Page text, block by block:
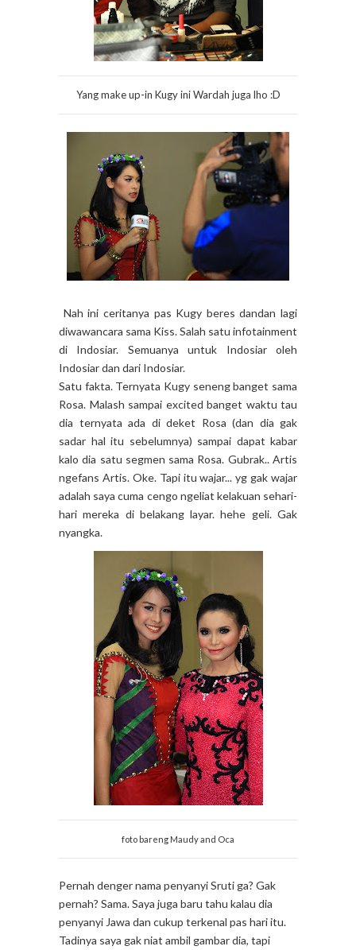
Yang make up-in Kugy ini Wardah juga lho :D
Nah ini ceritanya pas Kugy beres dandan lagi
diwawancara sama Kiss. Salah satu infotainment
di Indosiar. Semuanya untuk Indosiar oleh
Indosiar dan dari Indosiar.
Satu fakta. Ternyata Kugy seneng banget sama
Rosa. Malash sampai excited banget waktu tau
dia ternyata ada di deket Rosa (dan dia gak
sadar hal itu sebelumnya) sampai dapat kabar
kalo dia satu segmen sama Rosa. Gubrak.. Artis
ngefans Artis. Oke. Tapi itu wajar... yg gak wajar
adalah saya cuma cengo ngeliat kelakuan sehari-
hari mereka di belakang layar. hehe geli. Gak
nyangka.
foto bareng Maudy and Oca
Pernah denger nama penyanyi Sruti ga? Gak
pernah? Sama. Saya juga baru tahu kalau dia
penyanyi Jawa dan cukup terkenal pas hari itu.
Tadinya saya gak niat ambil gambar dia, tapi